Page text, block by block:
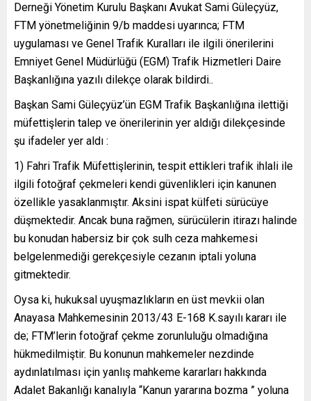
Derneği Yönetim Kurulu Başkanı Avukat Sami Güleçyüz,
FTM yönetmeliğinin 9/b maddesi uyarınca; FTM
uygulaması ve Genel Trafik Kuralları ile ilgili önerilerini
Emniyet Genel Müdürlüğü (EGM) Trafik Hizmetleri Daire
Başkanlığına yazılı dilekçe olarak bildirdi..
Başkan Sami Güleçyüz’ün EGM Trafik Başkanlığına ilettiği
müfettişlerin talep ve önerilerinin yer aldığı dilekçesinde
şu ifadeler yer aldı :
1) Fahri Trafik Müfettişlerinin, tespit ettikleri trafik ihlali ile
ilgili fotoğraf çekmeleri kendi güvenlikleri için kanunen
özellikle yasaklanmıştır. Aksini ispat külfeti sürücüye
düşmektedir. Ancak buna rağmen, sürücülerin itirazı halinde
bu konudan habersiz bir çok sulh ceza mahkemesi
belgelenmediği gerekçesiyle cezanın iptali yoluna
gitmektedir.
Oysa ki, hukuksal uyuşmazlıkların en üst mevkii olan
Anayasa Mahkemesinin 2013/43 E-168 K.sayılı kararı ile
de; FTM’lerin fotoğraf çekme zorunluluğu olmadığına
hükmedilmiştir. Bu konunun mahkemeler nezdinde
aydınlatılması için yanlış mahkeme kararları hakkında
Adalet Bakanlığı kanalıyla “Kanun yararına bozma ” yoluna